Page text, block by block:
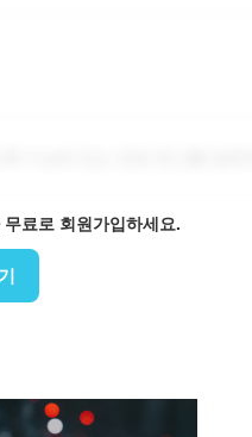
료로 회원가입하세요.